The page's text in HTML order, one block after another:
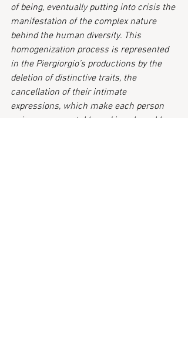
of being, eventually putting into crisis the
manifestation of the complex nature
behind the human diversity. This
homogenization process is represented
in the Piergiorgio’s productions by the
deletion of distinctive traits, the
cancellation of their intimate
expressions, which make each person
unique, unrepeatable and irreplaceable.